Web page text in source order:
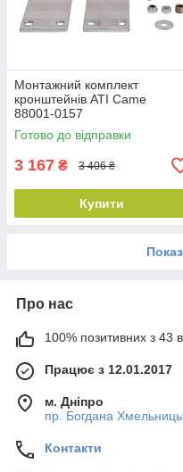
Монтажний комплект
кронштейнів ATI Came
88001-0157
Готово до відправки
3 167 ₴ 3 406 ₴
Купити
Про нас
100% позитивних з 43
Працює з 12.01.2017
м. Дніпро
пр. Богдана
Контакти